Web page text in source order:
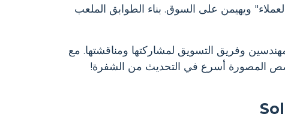
ويهيمن على السوق. بناء الطوابق الملعب
وفريق التسويق لمشاركتها ومناقشتها. مع
المصورة أسرع في التحديث من الشفرة!